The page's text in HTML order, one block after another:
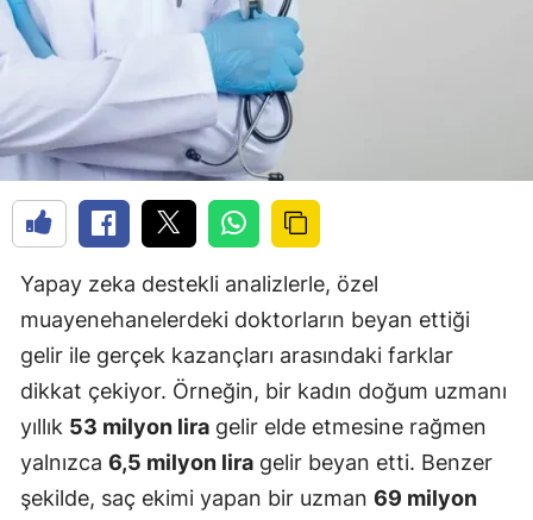
Yapay zeka destekli analizlerle, özel
muayenehanelerdeki doktorların beyan ettiği
gelir ile gerçek kazançları arasındaki farklar
dikkat çekiyor. Örneğin, bir kadın doğum uzmanı
yıllık 53 milyon lira gelir elde etmesine rağmen
yalnızca 6,5 milyon lira gelir beyan etti. Benzer
şekilde, saç ekimi yapan bir uzman 69 milyon